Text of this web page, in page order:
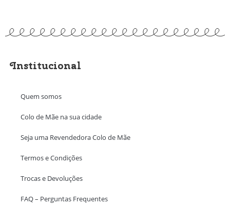
Institucional
Quem somos
Colo de Mãe na sua cidade
Seja uma Revendedora Colo de Mãe
Termos e Condições
Trocas e Devoluções
FAQ – Perguntas Frequentes